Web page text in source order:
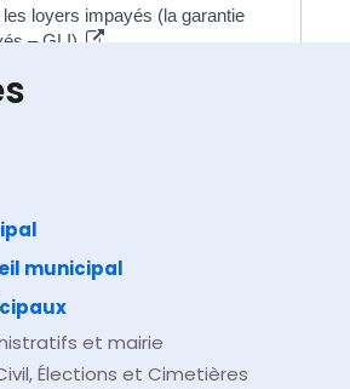
loyers impayés (la garantie
– GLI)
et administrative
municipal
et mairie
Élections et Cimetières